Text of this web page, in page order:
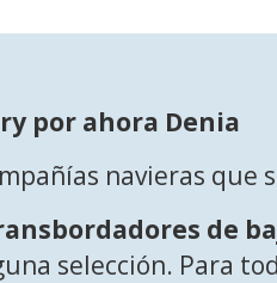
por ahora Denia
navieras que
de
selección. Para